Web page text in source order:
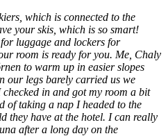
which is connected to the
your skis, which is so smart!
luggage and lockers for
room is ready for you. Me, Chaly
to warm up in easier slopes
our legs barely carried us we
in and got my room a bit
of taking a nap I headed to the
they have at the hotel. I can really
after a long day on the